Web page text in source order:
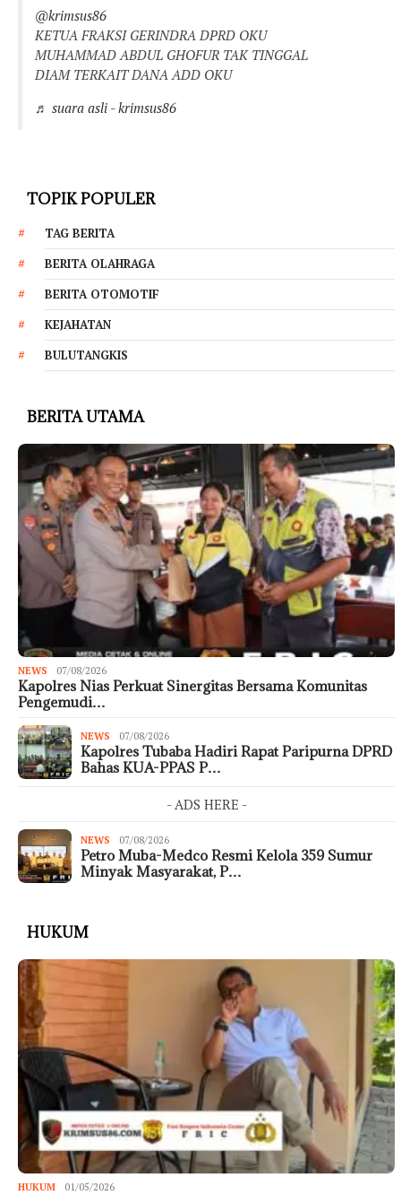
@krimsus86
KETUA FRAKSI GERINDRA DPRD OKU
MUHAMMAD ABDUL GHOFUR TAK TINGGAL
DIAM TERKAIT DANA ADD OKU
♬ suara asli - krimsus86
TOPIK POPULER
TAG BERITA
BERITA OLAHRAGA
BERITA OTOMOTIF
KEJAHATAN
BULUTANGKIS
BERITA UTAMA
NEWS 07/08/2026
Kapolres Nias Perkuat Sinergitas Bersama Komunitas
Pengemudi…
NEWS 07/08/2026
Kapolres Tubaba Hadiri Rapat Paripurna DPRD
Bahas KUA-PPAS P…
- ADS HERE -
NEWS 07/08/2026
Petro Muba-Medco Resmi Kelola 359 Sumur
Minyak Masyarakat, P…
HUKUM
HUKUM 01/05/2026